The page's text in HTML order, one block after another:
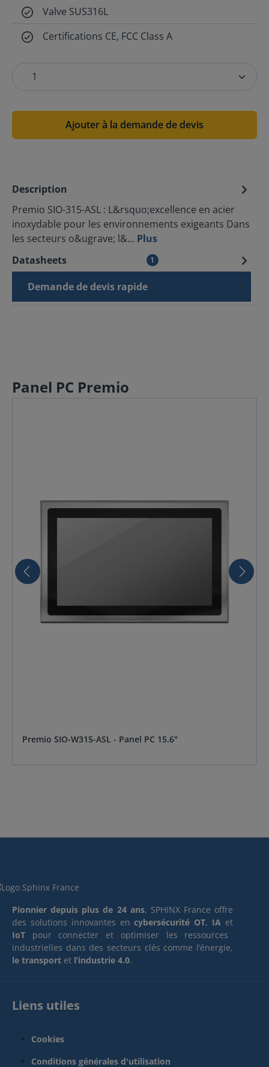
Valve SUS316L
Certifications CE, FCC Class A
Ajouter à la demande de devis
Description
Premio SIO-315-ASL : L&rsquo;excellence en acier
inoxydable pour les environnements exigeants Dans
les secteurs o&ugrave; l&… Plus
Datasheets
1
Demande de devis rapide
Panel PC Premio
Premio SIO-W315-ASL - Panel PC 15.6"
Pionnier depuis plus de 24 ans, SPHINX France offre
des solutions innovantes encybersécurité OT, IA et
IoT pour connecter et optimiser les ressources
industrielles dans des secteurs clés comme l’énergie,
le transport et l’industrie 4.0.
Liens utiles
Cookies
Conditions générales d'utilisation